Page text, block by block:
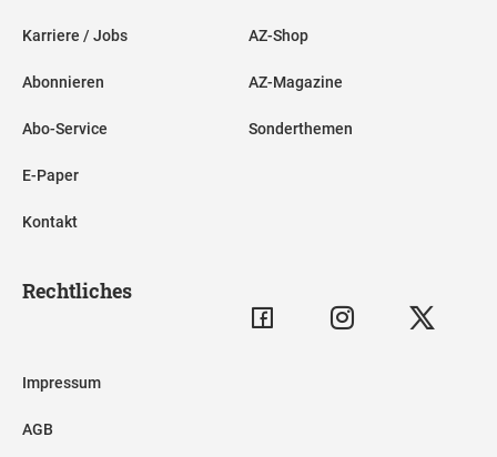
Karriere / Jobs
Abonnieren
Abo-Service
E-Paper
Kontakt
AZ-Shop
AZ-Magazine
Sonderthemen
Rechtliches
Impressum
AGB